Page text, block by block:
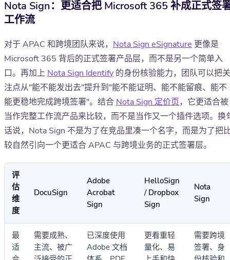
Nota Sign：更适合把 Microsoft 365 补成正式签
工作流
对于 APAC 和跨境团队来说， Nota Sign eSignature 更像是
Microsoft 365 背后的正式签署产品层，而不是另一个简单入
口。再加上 Nota Sign Identify 的身份核验能力，团队可以把关
注点从"能不能发出去"提升到"能不能证明、能不能留痕、能不
能更稳地完成跨境签署"。结合 Nota Sign 定价页，它更适合被
当作完整工作流产品来比较，而不是当作又一个插件选项。换
话说，Nota Sign 不是为了在竞品里凑一个名字，而是为了把
较自然引向一个更适合 APAC 与跨境业务的正式签署层。
评
估
维
度
DocuSign
Adobe
Acrobat
Sign
HelloSign
/ Dropbox
Sign
Nota
Sign
最
适
需要成熟、
主流、被广
已深度使用
Adobe 文档
更看重轻
量化、易
需要跨境
签署、身